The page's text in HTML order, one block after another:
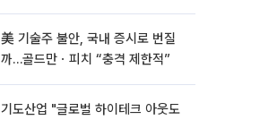
美 기술주 불안, 국내 증시로 번질
까…골드만ㆍ피치 “충격 제한적”
기도산업 "글로벌 하이테크 아웃도